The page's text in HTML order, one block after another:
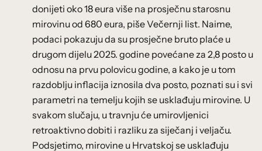
donijeti oko 18 eura više na prosječnu starosnu
mirovinu od 680 eura, piše Večernji list. Naime,
podaci pokazuju da su prosječne bruto plaće u
drugom dijelu 2025. godine povećane za 2,8 posto u
odnosu na prvu polovicu godine, a kako je u tom
razdoblju inflacija iznosila dva posto, poznati su i svi
parametri na temelju kojih se usklađuju mirovine. U
svakom slučaju, u travnju će umirovljenici
retroaktivno dobiti i razliku za siječanj i veljaču.
Podsjetimo, mirovine u Hrvatskoj se usklađuju